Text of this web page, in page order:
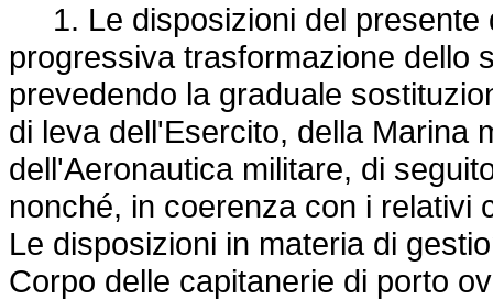
1. Le disposizioni del presente
progressiva trasformazione dello
prevedendo la graduale
di leva dell'Esercito, della Marina
dell'Aeronautica militare, di
nonché, in coerenza con i relativi
Le disposizioni in materia di
Corpo delle capitanerie di porto